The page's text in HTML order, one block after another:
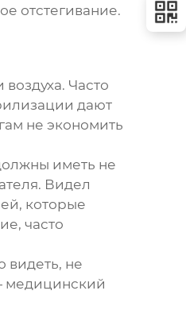
отстегивание.
Часто
дают
не экономить
иметь не
Видел
которые
, часто
видеть, не
медицинский